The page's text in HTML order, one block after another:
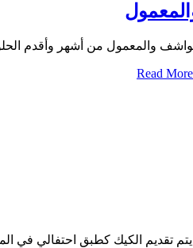
والمعمول من أشهر وأقدم
Read More
تقديم الكيك كطبق احتفالي في